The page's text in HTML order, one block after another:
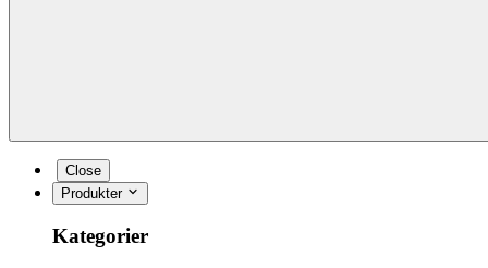
Close
Produkter
Kategorier